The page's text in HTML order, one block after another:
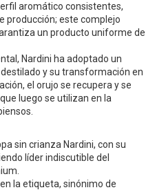
aromático consistentes,
producción; este complejo
un producto uniforme de
Nardini ha adoptado un
y su transformación en
el orujo se recupera y se
luego se utilizan en la
sin crianza Nardini, con su
líder indiscutible del
la etiqueta, sinónimo de